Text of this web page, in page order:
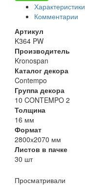
Характеристики
Комментарии
Артикул
K364 PW
Производитель
Kronospan
Каталог декора
Contempo
Группа декора
10 CONTEMPO 2
Толщина
16 мм
Формат
2800х2070 мм
Листов в пачке
30 шт
Просматривали